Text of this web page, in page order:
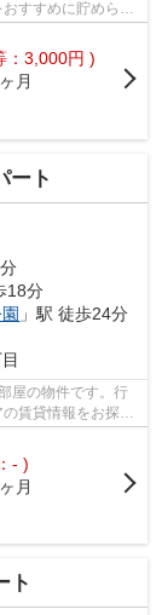
すすめに貯められ
：3,000円 )
月
ート
18分
」駅 徒歩24分
屋の物件です。行
賃貸情報をお探し
- )
月
ト